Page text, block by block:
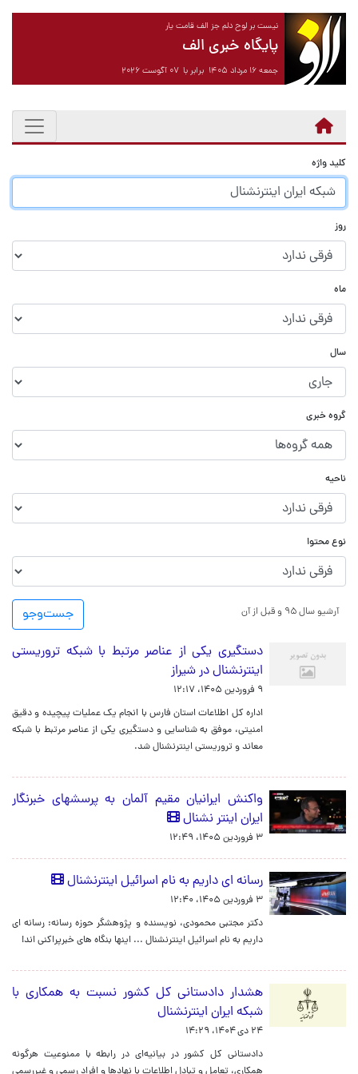
نیست بر لوح دلم جز الف قامت یار
پایگاه خبری الف
جمعه ۱۶ مرداد ۱۴۰۵ برابر با ۰۷ آگوست ۲۰۲۶
کلید واژه
روز
ماه
سال
گروه خبری
ناحیه
نوع محتوا
جست‌و‌جو آرشیو سال ۹۵ و قبل از آن
دستگیری یکی از عناصر مرتبط با شبکه تروریستی
اینترنشنال در شیراز
۹ فروردین ۱۴۰۵، ۱۲:۱۷
اداره کل اطلاعات استان فارس با انجام یک عملیات پیچیده و دقیق
امنیتی، موفق به شناسایی و دستگیری یکی از عناصر مرتبط با شبکه
معاند و تروریستی اینترنشنال شد.
واکنش ایرانیان مقیم آلمان به پرسشهای خبرنگار
ایران اینتر نشنال
۳ فروردین ۱۴۰۵، ۱۲:۴۹
رسانه ای داریم به نام اسرائیل اینترنشنال
۳ فروردین ۱۴۰۵، ۱۲:۴۰
دکتر مجتبی محمودی، نویسنده و پژوهشگر حوزه رسانه: رسانه ای
داریم به نام اسرائیل اینترنشنال ... اینها بنگاه های خبرپراکنی اند!
هشدار دادستانی کل کشور نسبت به همکاری با
شبکه ایران اینترنشنال
۲۴ دی ۱۴۰۴، ۱۴:۲۹
دادستانی کل کشور در بیانیه‌ای در رابطه با ممنوعیت هرگونه